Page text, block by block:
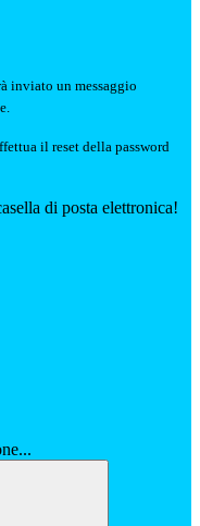
inviato un messaggio
il reset della password
di posta elettronica!